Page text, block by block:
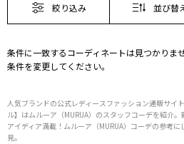
絞り込み 並び替
条件に一致するコーディネートは見つかりま
条件を変更してください。
人気ブランドの公式レディースファッション通販サイ
ル】はムルーア（MURUA）のスタッフコーデを紹介
アイディア満載！ムルーア（MURUA）コーデの参考
見。